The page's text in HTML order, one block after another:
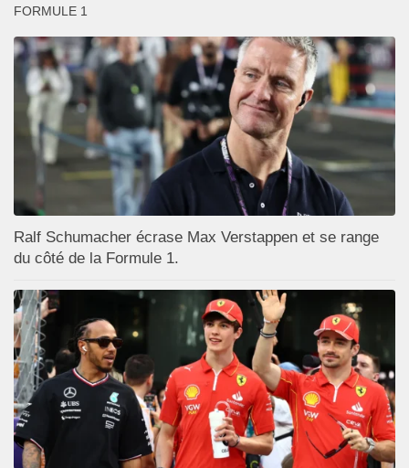
FORMULE 1
Ralf Schumacher écrase Max Verstappen et se range
du côté de la Formule 1.